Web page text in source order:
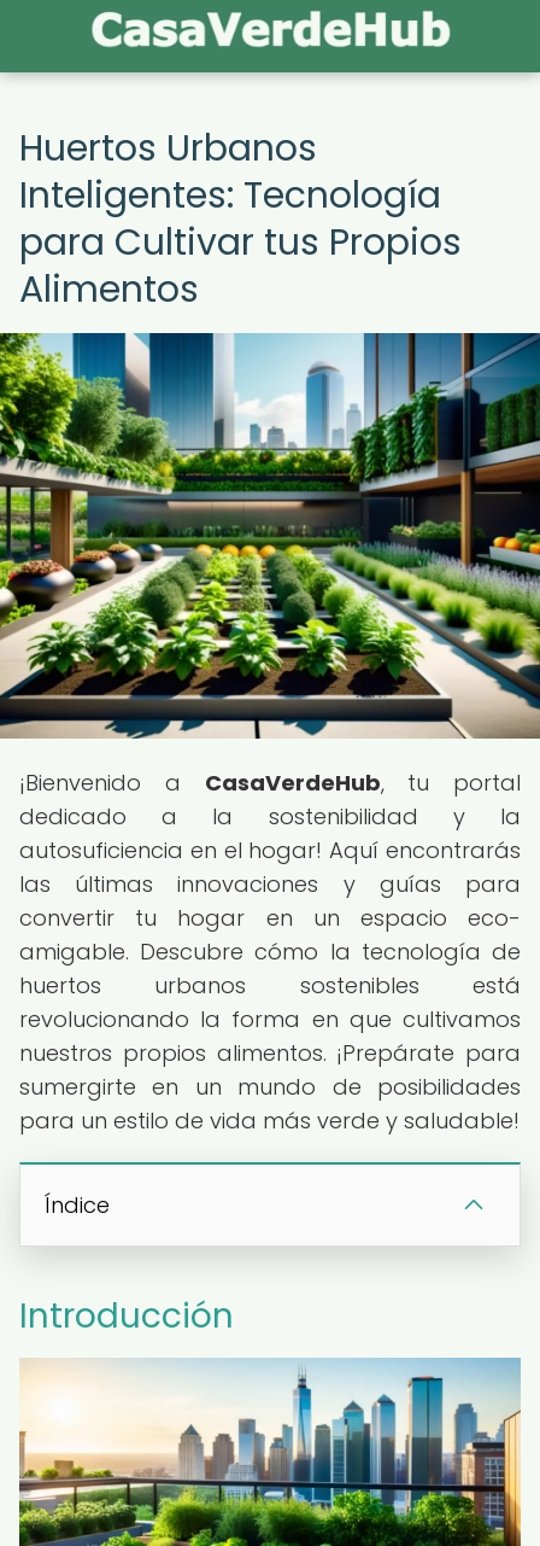
Huertos Urbanos
Inteligentes: Tecnología
para Cultivar tus Propios
Alimentos
¡Bienvenido a CasaVerdeHub, tu portal
dedicado a la sostenibilidad y la
autosuficiencia en el hogar! Aquí encontrarás
las últimas innovaciones y guías para
convertir tu hogar en un espacio eco-
amigable. Descubre cómo la tecnología de
huertos urbanos sostenibles está
revolucionando la forma en que cultivamos
nuestros propios alimentos. ¡Prepárate para
sumergirte en un mundo de posibilidades
para un estilo de vida más verde y saludable!
Índice
Introducción